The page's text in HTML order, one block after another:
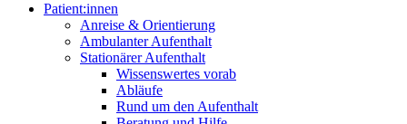
Patient:innen
Anreise & Orientierung
Ambulanter Aufenthalt
Stationärer Aufenthalt
Wissenswertes vorab
Abläufe
Rund um den Aufenthalt